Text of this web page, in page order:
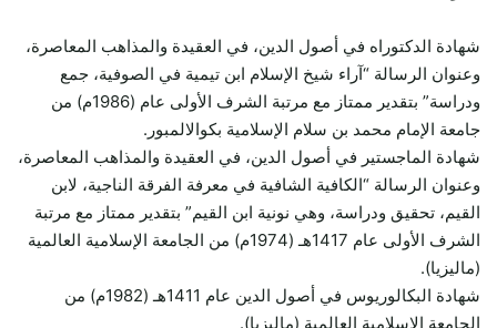
شهادة الدكتوراه في أصول الدين، في العقيدة والمذاهب المعاصرة،
وعنوان الرسالة “آراء شيخ الإسلام ابن تيمية في الصوفية، جمع
ودراسة” بتقدير ممتاز مع مرتبة الشرف الأولى عام (1986م) من
جامعة الإمام محمد بن سلام الإسلامية بكوالالمبور.
شهادة الماجستير في أصول الدين، في العقيدة والمذاهب المعاصرة،
وعنوان الرسالة “الكافية الشافية في معرفة الفرقة الناجية، لابن
القيم، تحقيق ودراسة، وهي نونية ابن القيم” بتقدير ممتاز مع مرتبة
الشرف الأولى عام 1417هـ (1974م) من الجامعة الإسلامية العالمية
(ماليزيا).
شهادة البكالوريوس في أصول الدين عام 1411هـ (1982م) من
الجامعة الإسلامية العالمية (ماليزيا).